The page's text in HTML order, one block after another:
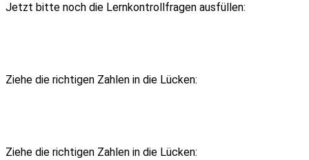
Jetzt bitte noch die Lernkontrollfragen ausfüllen:
Ziehe die richtigen Zahlen in die Lücken:
Ziehe die richtigen Zahlen in die Lücken: